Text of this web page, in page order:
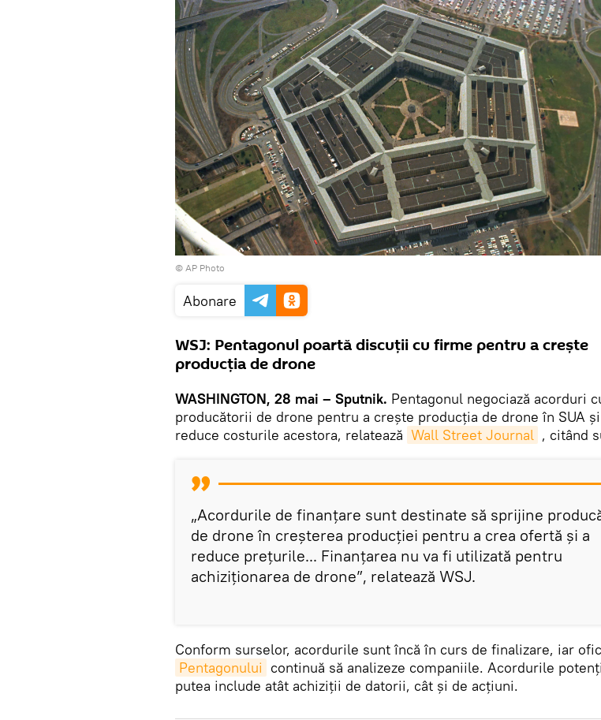
© AP Photo
Abonare
WSJ: Pentagonul poartă discuții cu firme pentru a crește
producția de drone
WASHINGTON, 28 mai – Sputnik. Pentagonul negociază acorduri
producătorii de drone pentru a crește producția de drone în SUA
reduce costurile acestora, relatează Wall Street Journal , citând
„Acordurile de finanțare sunt destinate să sprijine
de drone în creșterea producției pentru a crea ofertă și a
reduce prețurile... Finanțarea nu va fi utilizată pentru
achiziționarea de drone”, relatează WSJ.
Conform surselor, acordurile sunt încă în curs de finalizare, iar
Pentagonului continuă să analizeze companiile. Acordurile
putea include atât achiziții de datorii, cât și de acțiuni.